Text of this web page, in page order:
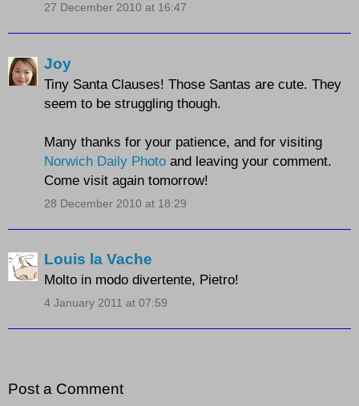
27 December 2010 at 16:47
Joy
Tiny Santa Clauses! Those Santas are cute. They
seem to be struggling though.
Many thanks for your patience, and for visiting
Norwich Daily Photo and leaving your comment.
Come visit again tomorrow!
28 December 2010 at 18:29
Louis la Vache
Molto in modo divertente, Pietro!
4 January 2011 at 07:59
Post a Comment